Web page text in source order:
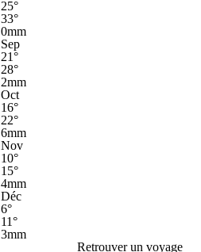
25°
33°
0mm
Sep
21°
28°
2mm
Oct
16°
22°
6mm
Nov
10°
15°
4mm
Déc
6°
11°
3mm
Retrouver un voyage